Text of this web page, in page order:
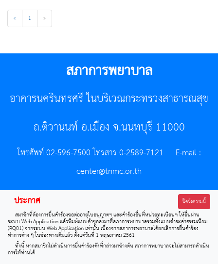
« 1 »
สภาการพยาบาล
อาคารนครินทรศรี ในบริเวณกระทรวงสาธารณสุข
ถ.ติวานนท์ อ.เมือง จ.นนทบุรี 11000
โทรศัพท์ 02-596-7500 โทรสาร 0-2589-7121 E-mail :
center@tnmc.or.th
All right reserved by www.tnmc.or.th
ประกาศ ปิดข้อความนี้
สมาชิกที่ต้องการยื่นคำร้องขอต่ออายุใบอนุญาตฯ และคำร้องอื่นที่หน่วยทะเบียนฯ ให้ยื่นผ่าน
ระบบ Web Application แล้วพิมพ์แบบคำขอส่งมาที่สภาการพยาบาลรวมทั้งแบบชำระค่าธรรมเนียม
(RQ01) จากระบบ Web Application เท่านั้น เนื่องจากสภาการพยาบาลได้ยกเลิกการยื่นคำร้อง
ทำการต่าง ๆ ในช่องทางเดิมแล้ว ตั้งแต่วันที่ 1 พฤษภาคม 2561
ทั้งนี้ หากสมาชิกไม่ดำเนินการยื่นคำร้องดังที่กล่าวมาข้างต้น สภาการพยาบาลจะไม่สามารถดำเนิน
การให้ท่านได้